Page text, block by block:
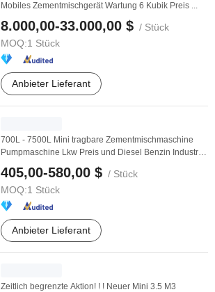
Mobiles Zementmischgerät Wartung 6 Kubik Preis ...
8.000,00-33.000,00 $ / Stück
MOQ:1 Stück
Anbieter Lieferant
700L - 7500L Mini tragbare Zementmischmaschine
Pumpmaschine Lkw Preis und Diesel Benzin Industrie
405,00-580,00 $ / Stück
MOQ:1 Stück
Anbieter Lieferant
Zeitlich begrenzte Aktion! ! ! Neuer Mini 3.5 M3